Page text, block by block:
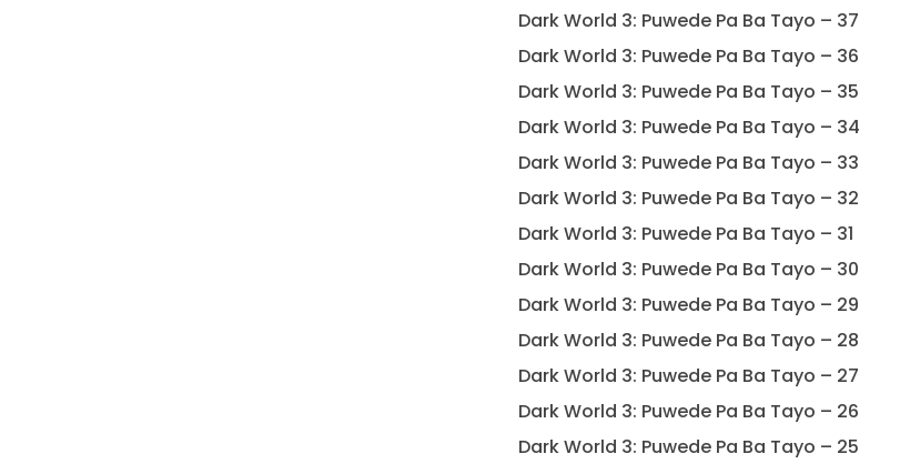
Dark World 3: Puwede Pa Ba Tayo – 37
Dark World 3: Puwede Pa Ba Tayo – 36
Dark World 3: Puwede Pa Ba Tayo – 35
Dark World 3: Puwede Pa Ba Tayo – 34
Dark World 3: Puwede Pa Ba Tayo – 33
Dark World 3: Puwede Pa Ba Tayo – 32
Dark World 3: Puwede Pa Ba Tayo – 31
Dark World 3: Puwede Pa Ba Tayo – 30
Dark World 3: Puwede Pa Ba Tayo – 29
Dark World 3: Puwede Pa Ba Tayo – 28
Dark World 3: Puwede Pa Ba Tayo – 27
Dark World 3: Puwede Pa Ba Tayo – 26
Dark World 3: Puwede Pa Ba Tayo – 25